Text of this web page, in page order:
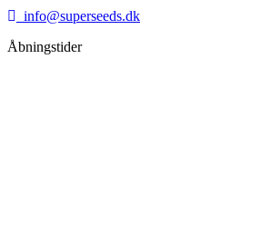
info@superseeds.dk
Åbningstider